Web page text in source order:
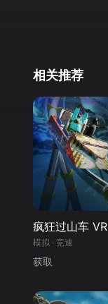
相关推荐
疯狂过山车 VR
模拟 · 竞速
获取